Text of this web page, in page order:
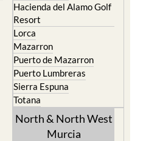
Hacienda del Alamo Golf
Resort
Lorca
Mazarron
Puerto de Mazarron
Puerto Lumbreras
Sierra Espuna
Totana
North & North West
Murcia